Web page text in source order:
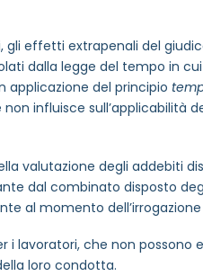
gli effetti extrapenali del
dalla legge del tempo in
applicazione del principio
influisce sull’applicabilità
valutazione degli addebiti
dal combinato disposto
al momento
i lavoratori, che non possono
loro condotta.